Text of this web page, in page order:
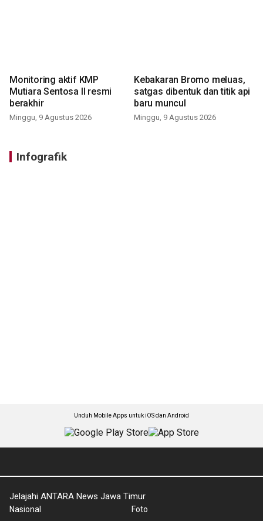
Monitoring aktif KMP
Mutiara Sentosa II resmi
berakhir
Minggu, 9 Agustus 2026
Kebakaran Bromo meluas,
satgas dibentuk dan titik api
baru muncul
Minggu, 9 Agustus 2026
Infografik
Unduh Mobile Apps untuk iOS dan Android
Jelajahi ANTARA News Jawa Timur
Nasional
Foto